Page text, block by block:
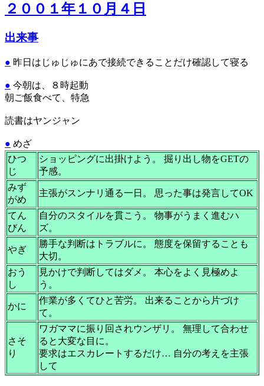
２００１年１０月４日
出来事
● 昨日はじゅじゅにあで接続できることだけ確認して寝る
● 今朝は、８時起動
朝ご飯食べて、特急
読書はヤンジャン
● めざ
ひつ
じ
ショッピングに出掛けよう。 掘り出し物をGETの
予感。
みず
がめ
主張がスンナリ通る一日。 思った事は発言してOK
てん
びん
自分のスタイルを貫こう。 物事がうまく進むハ
ズ。
やぎ
勝手な判断はトラブルに。 態度を保留することも
大切。
おう
し
見かけで判断してはダメ。 本心をよく見極めよ
う。
かに
作業が多くてひと苦労。 出来ることから片づけ
て。
さそ
り
ワガママに振り回されウンザリ。 無理して合わせ
ると大変な目に。
要求はエスカレートするだけ… 自分の考えを主張
して